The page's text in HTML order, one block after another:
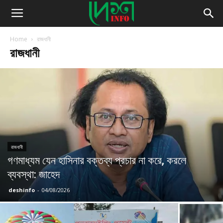
Home রাজধানী
রাজধানী
রাজধানী
গণমাধ্যম যেন হাসিনার বক্তব্য প্রচার না করে, করলে
ব্যবস্থা: জাহেদ
deshinfo - 04/08/2026